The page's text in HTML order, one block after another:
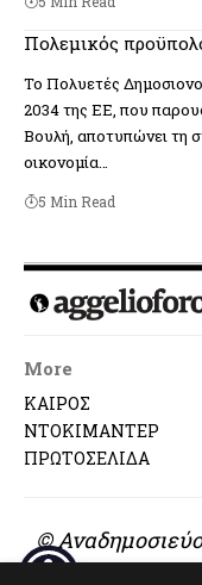
Πολεμικός
Το Πολυετές
2034 της ΕΕ, που
Βουλή, αποτυπώνει τη
οικονομία…
5 Min Read
More
ΚΑΙΡΟΣ
ΝΤΟΚΙΜΑΝΤΕΡ
ΠΡΩΤΟΣΕΛΙΔΑ
©